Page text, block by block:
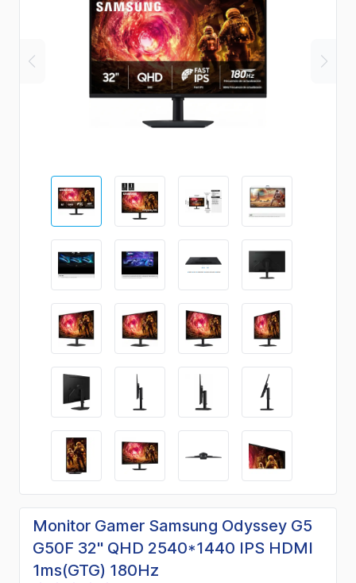
Monitor Gamer Samsung Odyssey G5
G50F 32" QHD 2540*1440 IPS HDMI
1ms(GTG) 180Hz